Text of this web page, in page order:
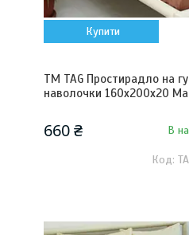
Купити
ТМ TAG Простирадло на
наволочки 160х200х20
660 ₴ В